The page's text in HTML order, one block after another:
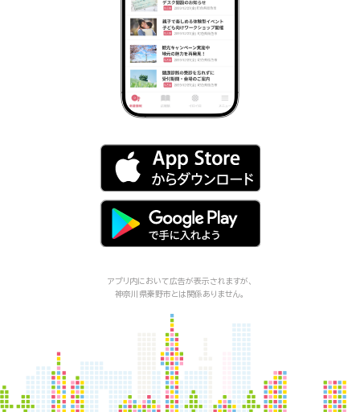
アプリ内において広告が表示されますが、
神奈川県秦野市とは関係ありません。